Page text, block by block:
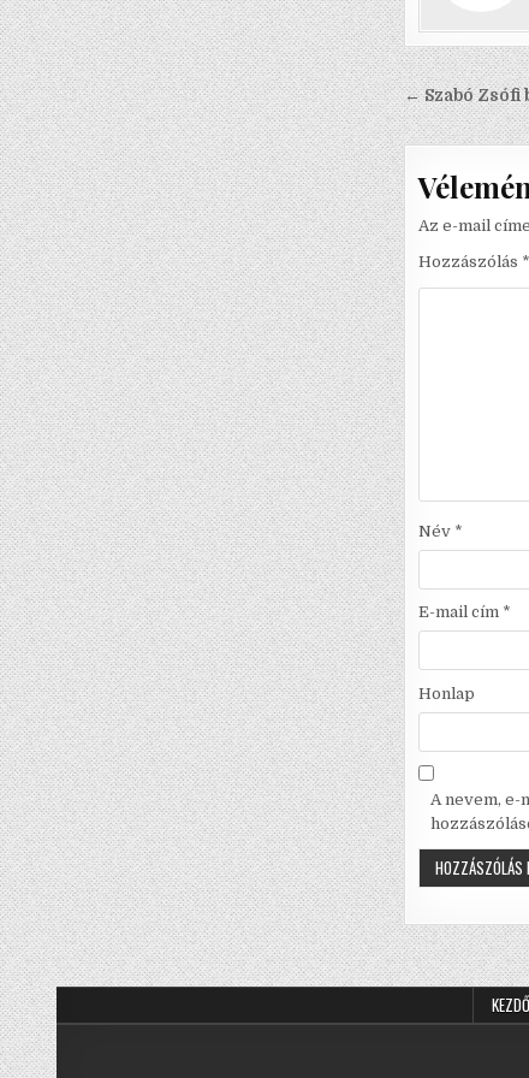
← Szabó Zsófi
Az e-mail
Hozzászólás *
Név *
E-mail cím *
Honlap
A nevem, e-